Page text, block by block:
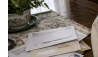
Shocking- Bigg Boss: